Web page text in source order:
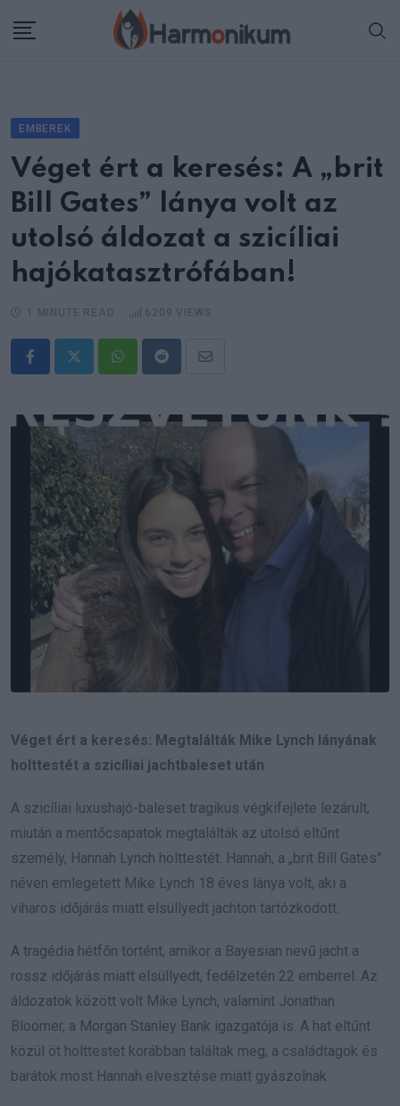
EMBEREK
Véget ért a keresés: A „brit
Bill Gates” lánya volt az
utolsó áldozat a szicíliai
hajókatasztrófában!
WhatsappRedditShare
Email
Véget ért a keresés: Megtalálták Mike Lynch lányának
holttestét a szicíliai jachtbaleset után
A szicíliai luxushajó-baleset tragikus végkifejlete lezárult,
miután a mentőcsapatok megtalálták az utolsó eltűnt
személy, Hannah Lynch holttestét. Hannah, a „brit Bill Gates”
néven emlegetett Mike Lynch 18 éves lánya volt, aki a
viharos időjárás miatt elsüllyedt jachton tartózkodott.
A tragédia hétfőn történt, amikor a Bayesian nevű jacht a
rossz időjárás miatt elsüllyedt, fedélzetén 22 emberrel. Az
áldozatok között volt Mike Lynch, valamint Jonathan
Bloomer, a Morgan Stanley Bank igazgatója is. A hat eltűnt
közül öt holttestet korábban találtak meg, a családtagok és
barátok most Hannah elvesztése miatt gyászolnak.